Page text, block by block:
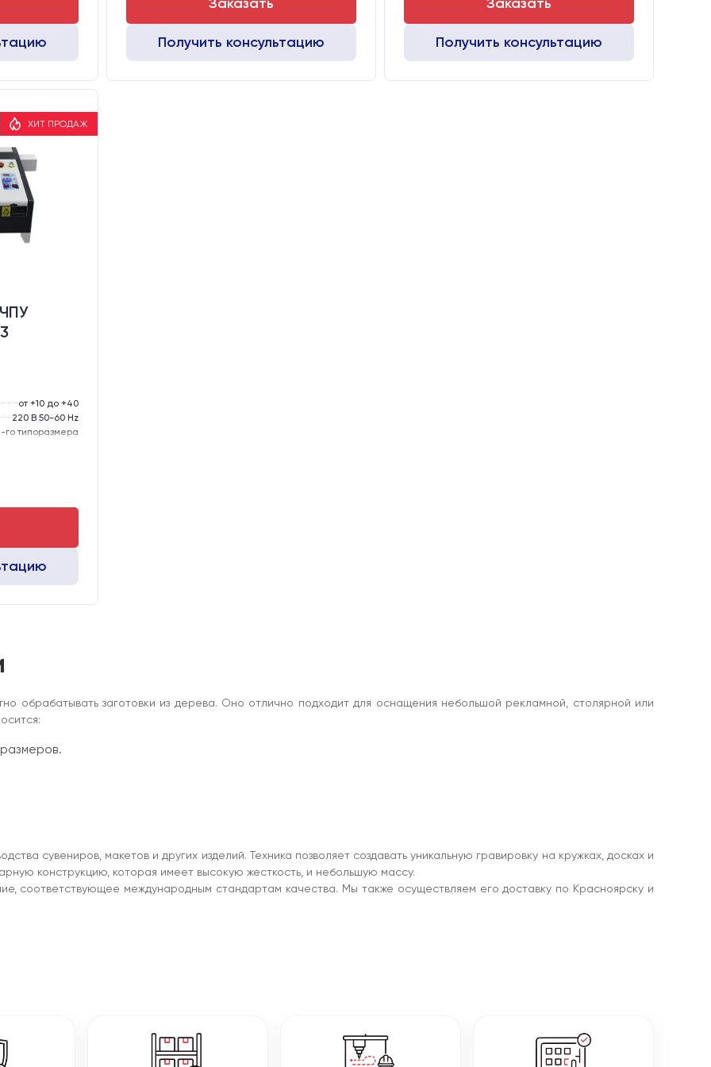
Получить консультацию Получить консультацию
ХИТ ПРОДАЖ
от +10 до +40
220 В 50-60 Hz
го типоразмера
обрабатывать заготовки из дерева. Оно отлично подходит для оснащения небольшой рекламной, столярной или
сувениров, макетов и других изделий. Техника позволяет создавать уникальную гравировку на кружках, досках и
конструкцию, которая имеет высокую жесткость, и небольшую массу.
соответствующее международным стандартам качества. Мы также осуществляем его доставку по Красноярску и